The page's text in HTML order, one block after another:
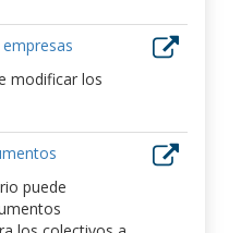
modificar los
puede